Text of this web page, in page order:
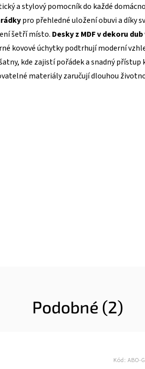
a stylový pomocník do každé
pro přehledné uložení obuvi a díky
šetří místo. Desky z MDF v dekoru dub
kovové úchytky podtrhují moderní
kde zajistí pořádek a snadný přístup
materiály zaručují dlouhou
Podobné (2)
Kód: ABO-